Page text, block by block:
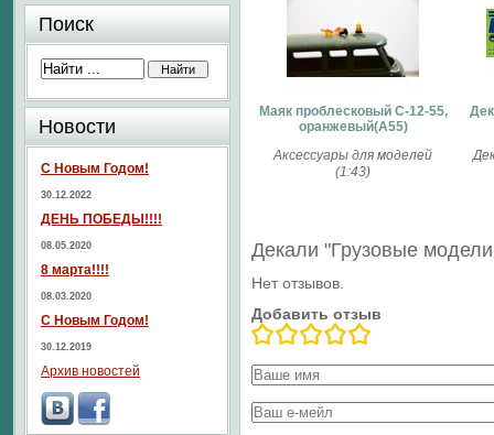
Маяк проблесковый С-12-55,
оранжевый(А55)
Аксессуары для моделей
(1:43)
Декали "Грузовые
Нет отзывов.
Добавить отзыв
Поиск
Новости
С Новым Годом!
30.12.2022
ДЕНЬ ПОБЕДЫ!!!!
08.05.2020
8 марта!!!!
08.03.2020
С Новым Годом!
30.12.2019
Архив новостей